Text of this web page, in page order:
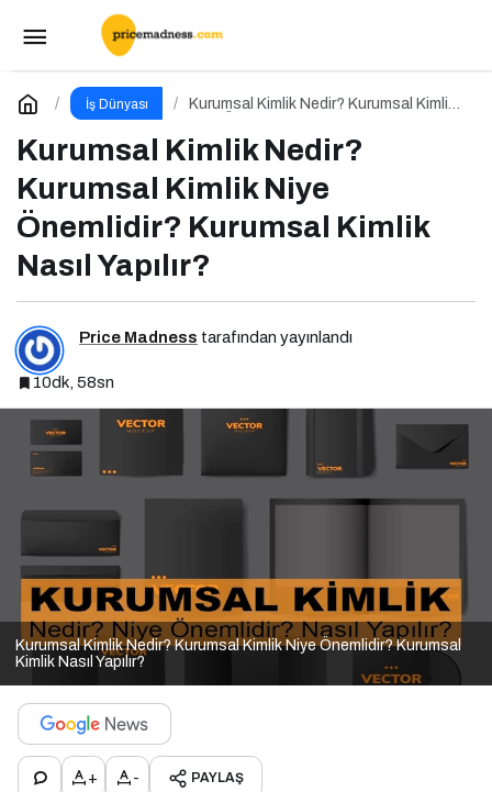
İş Dünyası
Kurumsal Kimlik Nedir? Kurumsal Kimlik
Yapılır?
Kurumsal Kimlik Nedir?
Kurumsal Kimlik Niye
Önemlidir? Kurumsal Kimlik
Nasıl Yapılır?
Price Madness tarafından yayınlandı
10dk, 58sn
Kurumsal Kimlik Nedir? Kurumsal Kimlik Niye Önemlidir? Kurumsal
Kimlik Nasıl Yapılır?
+ - PAYLAŞ
Ege Bölgesi Narenciye Rekoltesinde Sert
Düşüş: Üretim Yüzde 34 Azaldı
Yorum Yap